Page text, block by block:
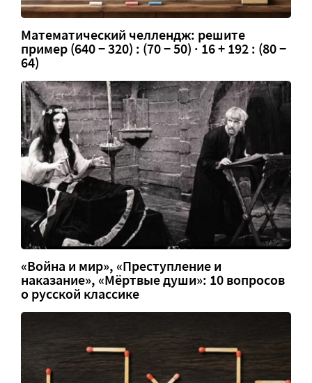
Математический челлендж: решите
пример (640 − 320) : (70 − 50) · 16 + 192 : (80 −
64)
«Война и мир», «Преступление и
наказание», «Мёртвые души»: 10 вопросов
о русской классике